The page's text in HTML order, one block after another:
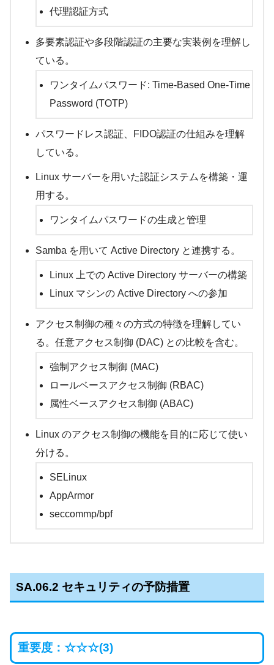
代理認証方式
多要素認証や多段階認証の主要な実装例を理解し
ている。
ワンタイムパスワード: Time-Based One-Time
Password (TOTP)
パスワードレス認証、FIDO認証の仕組みを理解
している。
Linux サーバーを用いた認証システムを構築・運
用する。
ワンタイムパスワードの生成と管理
Samba を用いて Active Directory と連携する。
Linux 上での Active Directory サーバーの構築
Linux マシンの Active Directory への参加
アクセス制御の種々の方式の特徴を理解してい
る。任意アクセス制御 (DAC) との比較を含む。
強制アクセス制御 (MAC)
ロールベースアクセス制御 (RBAC)
属性ベースアクセス制御 (ABAC)
Linux のアクセス制御の機能を目的に応じて使い
分ける。
SELinux
AppArmor
seccommp/bpf
SA.06.2 セキュリティの予防措置
重要度：☆☆☆(3)